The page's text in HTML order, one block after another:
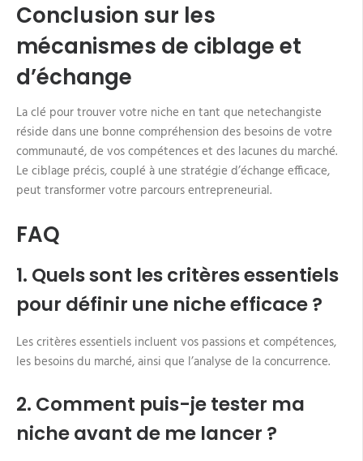
Conclusion sur les
mécanismes de ciblage et
d’échange
La clé pour trouver votre niche en tant que netechangiste
réside dans une bonne compréhension des besoins de votre
communauté, de vos compétences et des lacunes du marché.
Le ciblage précis, couplé à une stratégie d’échange efficace,
peut transformer votre parcours entrepreneurial.
FAQ
1. Quels sont les critères essentiels
pour définir une niche efficace ?
Les critères essentiels incluent vos passions et compétences,
les besoins du marché, ainsi que l’analyse de la concurrence.
2. Comment puis-je tester ma
niche avant de me lancer ?